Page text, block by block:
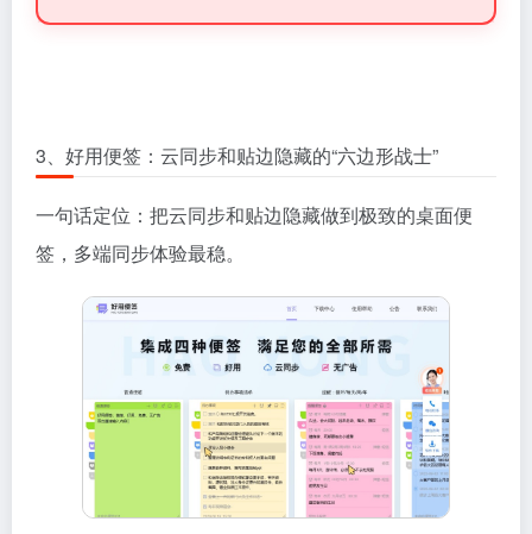
3、好用便签：云同步和贴边隐藏的“六边形战士”
一句话定位：把云同步和贴边隐藏做到极致的桌面便
签，多端同步体验最稳。